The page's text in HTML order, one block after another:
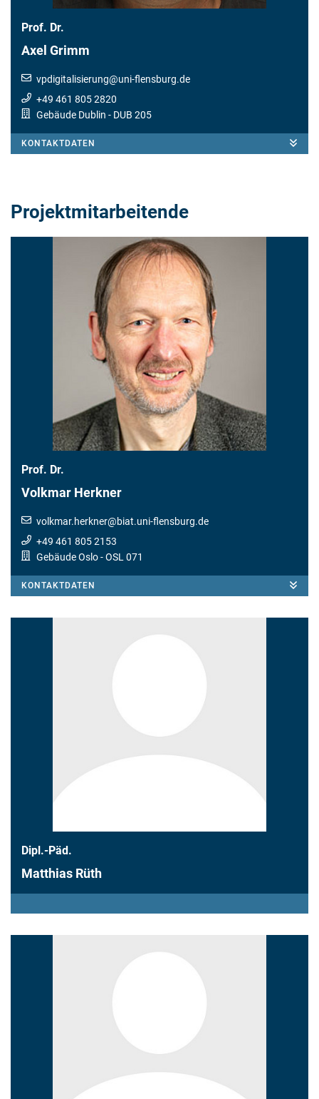
Prof. Dr.
Axel Grimm
vpdigitalisierung@uni-flensburg.de
+49 461 805 2820
Gebäude Dublin - DUB 205
KONTAKTDATEN
Projektmitarbeitende
Prof. Dr.
Volkmar Herkner
volkmar.herkner@biat.uni-flensburg.de
+49 461 805 2153
Gebäude Oslo- OSL 071
KONTAKTDATEN
Dipl.-Päd.
Matthias Rüth